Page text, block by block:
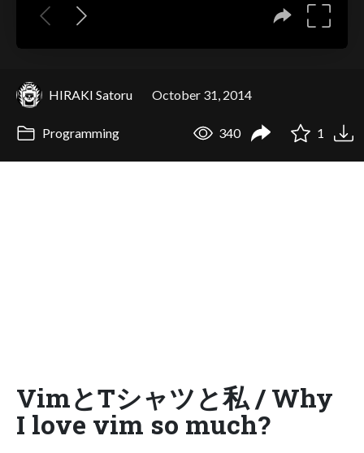
HIRAKI Satoru October 31, 2014
Programming 340 1
VimとTシャツと私 / Why
I love vim so much?